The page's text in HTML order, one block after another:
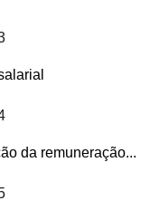
da remuneração...